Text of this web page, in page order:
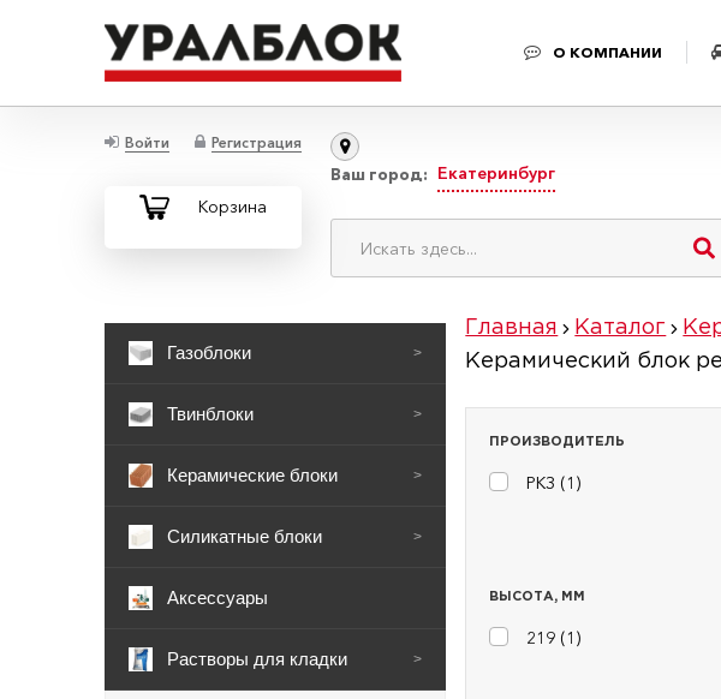
О КОМПАНИИ
Войти Регистрация
Корзина
Ваш город: Екатеринбург
Газоблоки >
Твинблоки >
Керамические блоки >
Силикатные блоки >
Аксессуары
Растворы для кладки >
Главная Каталог
Керамический блок
ПРОИЗВОДИТЕЛЬ
РКЗ (1 )
ВЫСОТА, ММ
219 (1 )